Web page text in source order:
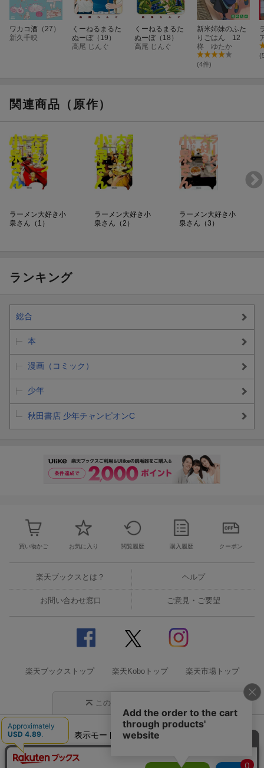
ワカコ酒（27）
新久千映
くーねるまるた
ぬーぼ（19）
高尾 じんぐ
くーねるまるた
ぬーぼ（18）
高尾 じんぐ
新米姉妹のふた
りごはん 12
柊 ゆたか
(4件)
関連商品（原作）
ラーメン大好き小
泉さん（1）
ラーメン大好き小
泉さん（2）
ラーメン大好き小
泉さん（3）
ランキング
総合
本
漫画（コミック）
少年
秋田書店 少年チャンピオンC
買い物かご お気に入り 閲覧履歴 購入履歴 クーポン
楽天ブックスとは？ ヘルプ
お問い合わせ窓口 ご意見・ご要望
楽天ブックストップ 楽天Koboトップ 楽天市場トップ
このページの先頭に戻る
表示モード モバイル
企業情報 個人情報保護方針